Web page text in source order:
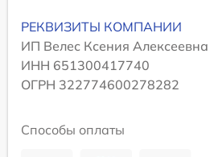
РЕКВИЗИТЫ КОМПАНИИ
ИП Велес Ксения Алексеевна
ИНН 651300417740
ОГРН 322774600278282
Способы оплаты